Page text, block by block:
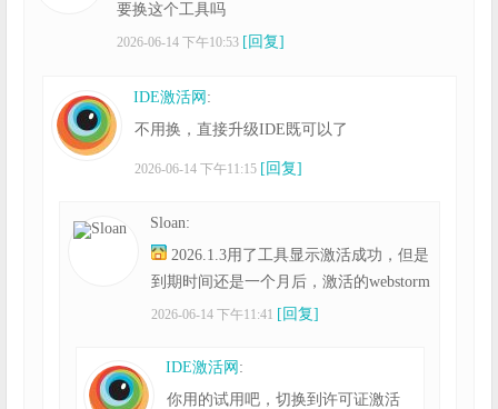
要换这个工具吗
2026-06-14 下午10:53 [回复]
IDE激活网 :
不用换，直接升级IDE既可以了
2026-06-14 下午11:15 [回复]
Sloan:
2026.1.3用了工具显示激活成功，但是
到期时间还是一个月后，激活的webstorm
2026-06-14 下午11:41 [回复]
IDE激活网 :
你用的试用吧，切换到许可证激活